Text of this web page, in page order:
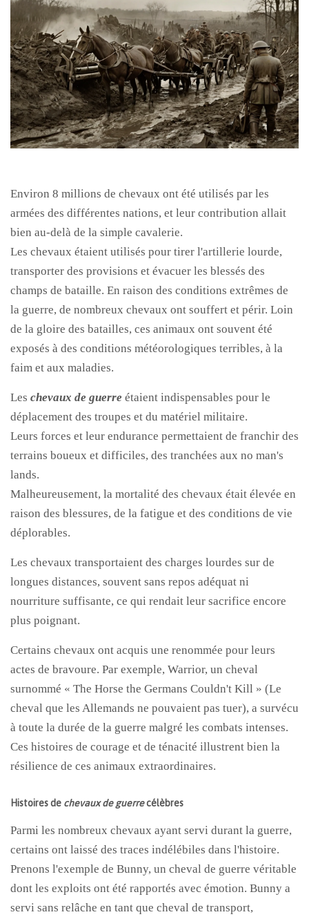
Environ 8 millions de chevaux ont été utilisés par les
armées des différentes nations, et leur contribution allait
bien au-delà de la simple cavalerie.
Les chevaux étaient utilisés pour tirer l'artillerie lourde,
transporter des provisions et évacuer les blessés des
champs de bataille. En raison des conditions extrêmes de
la guerre, de nombreux chevaux ont souffert et périr. Loin
de la gloire des batailles, ces animaux ont souvent été
exposés à des conditions météorologiques terribles, à la
faim et aux maladies.
Les chevaux de guerre étaient indispensables pour le
déplacement des troupes et du matériel militaire.
Leurs forces et leur endurance permettaient de franchir des
terrains boueux et difficiles, des tranchées aux no man's
lands.
Malheureusement, la mortalité des chevaux était élevée en
raison des blessures, de la fatigue et des conditions de vie
déplorables.
Les chevaux transportaient des charges lourdes sur de
longues distances, souvent sans repos adéquat ni
nourriture suffisante, ce qui rendait leur sacrifice encore
plus poignant.
Certains chevaux ont acquis une renommée pour leurs
actes de bravoure. Par exemple, Warrior, un cheval
surnommé « The Horse the Germans Couldn't Kill » (Le
cheval que les Allemands ne pouvaient pas tuer), a survécu
à toute la durée de la guerre malgré les combats intenses.
Ces histoires de courage et de ténacité illustrent bien la
résilience de ces animaux extraordinaires.
Histoires de chevaux de guerrecélèbres
Parmi les nombreux chevaux ayant servi durant la guerre,
certains ont laissé des traces indélébiles dans l'histoire.
Prenons l'exemple de Bunny, un cheval de guerre véritable
dont les exploits ont été rapportés avec émotion. Bunny a
servi sans relâche en tant que cheval de transport,